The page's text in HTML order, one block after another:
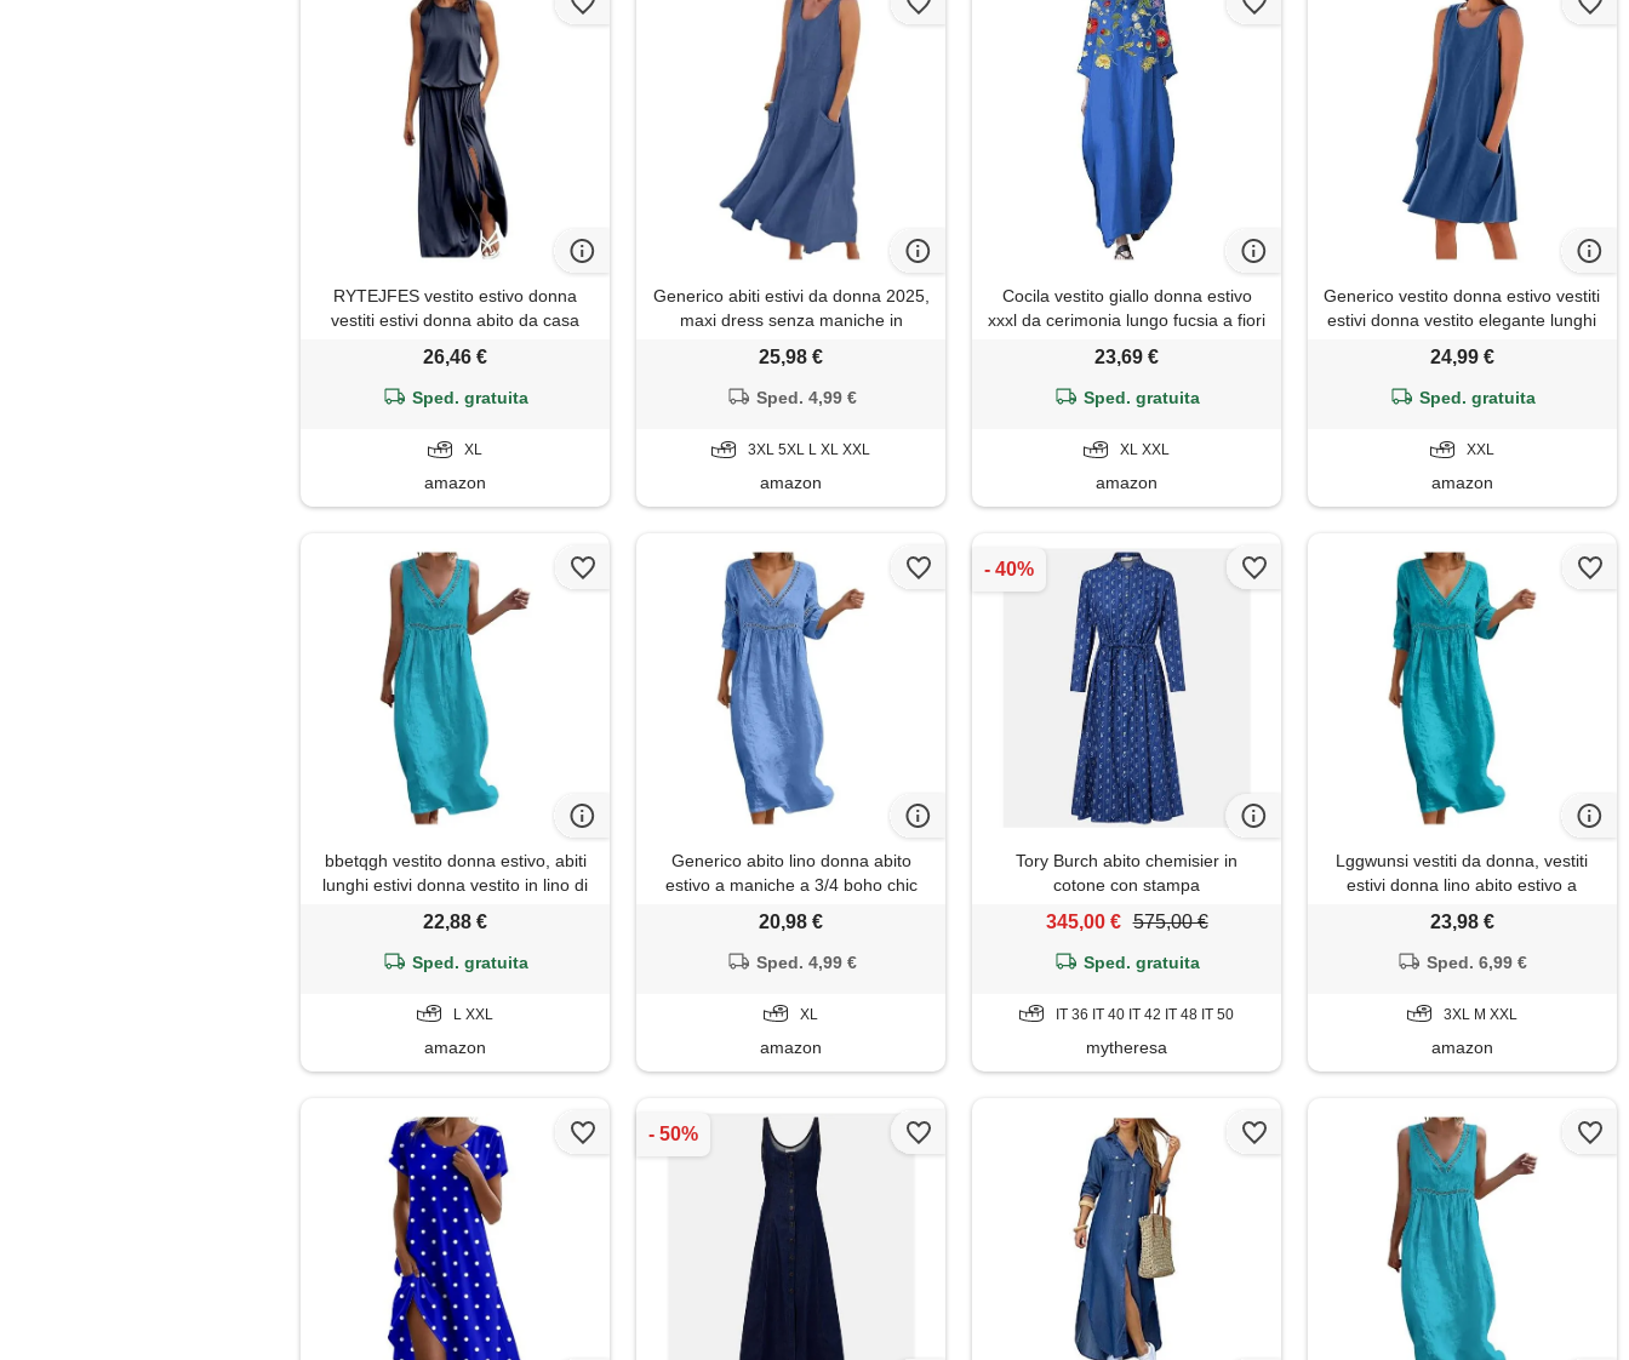
RYTEJFES vestito estivo donna
vestiti estivi donna abito da casa
smanicato lungo taglie forti corti
curvy cotone lino vestidos de mujer
verano eleganti lunghi floreale
26,46 €
Sped. gratuita
XL
amazon
Generico abiti estivi da donna 2025,
maxi dress senza maniche in
cotone e lino, casual largo
monocromatico taglie forti con
tasche (blue, l)
25,98 €
Sped. 4,99 €
3XL 5XL L XL XXL
amazon
Cocila vestito giallo donna estivo
xxxl da cerimonia lungo fucsia a fiori
sera (blue, xl)
23,69 €
Sped. gratuita
XL XXL
amazon
Generico vestito donna estivo vestiti
estivi donna vestito elegante lunghi
abito curvy cotone eleganti t shirt
abiti lungo vestidos de mujer xxl
fresco taglie forti dress mare
24,99 €
Sped. gratuita
XXL
amazon
bbetqgh vestito donna estivo, abiti
lunghi estivi donna vestito in lino di
maniche taglie forti abito bohémien
traforato vestitini leggero traspirante
22,88 €
Sped. gratuita
L XXL
amazon
Generico abito lino donna abito
estivo a maniche a 3/4 boho chic
vestito lungo in cotone scollo a v
largo vestiti da spiaggia tinta unita
20,98 €
Sped. 4,99 €
XL
amazon
Tory Burch abito chemisier in
cotone con stampa
345,00 € 575,00 €
Sped. gratuita
IT 36 IT 40 IT 42 IT 48 IT 50
mytheresa
Lggwunsi vestiti da donna, vestiti
estivi donna lino abito estivo a
abiti vacanza comodo taglie forti
vestito lungo in cotone largo vestiti
23,98 €
Sped. 6,99 €
3XL M XXL
amazon